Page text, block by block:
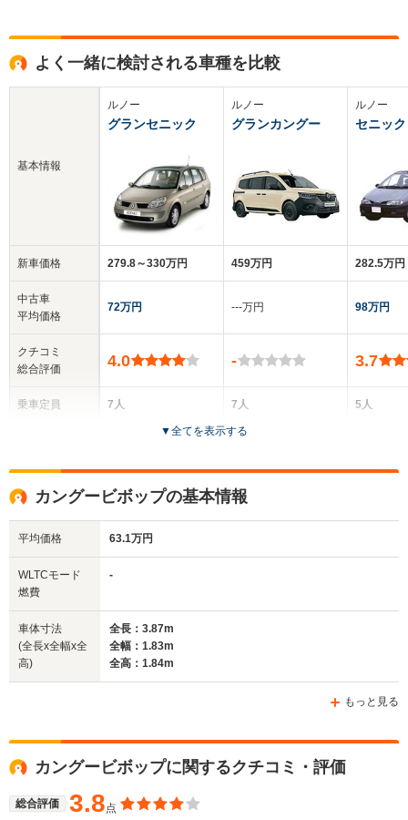
よく一緒に検討される車種を比較
基本情報
新車価格
中古車
平均価格
クチコミ
総合評価
乗車定員
サイズ
(全長x全幅x全高)
WLTCモード
燃費
ルノー
グランセニック
279.8～330万円
72万円
4.0
7人
全高
1.64m
ルノー
グランカングー
459万円
‐‐‐万円
-
7人
5ドア
14.7km/L
└市街地:11.7km/L
ルノー
セニック
282.5万円
98万円
3.7
5人
▼全てを表示する
カングービボップの基本情報
平均価格 63.1万円
WLTCモード
燃費
-
車体寸法
(全長x全幅x全
高)
全長：3.87m
全幅：1.83m
全高：1.84m
もっと見る
カングービボップに関するクチコミ・評価
総合評価 3.8点